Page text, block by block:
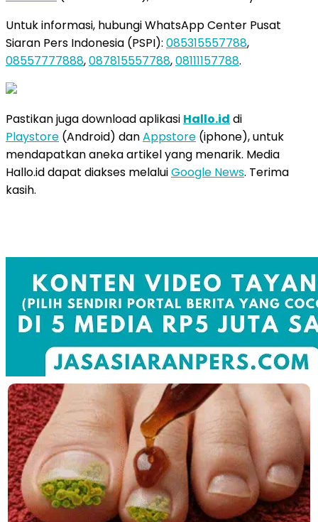
Untuk informasi, hubungi WhatsApp Center Pusat
Siaran Pers Indonesia (PSPI): 085315557788,
08557777888,087815557788,08111157788.
Pastikan juga download aplikasi Hallo.id di
Playstore (Android) danAppstore (iphone), untuk
mendapatkan aneka artikel yang menarik. Media
Hallo.id dapat diakses melaluiGoogle News. Terima
kasih.